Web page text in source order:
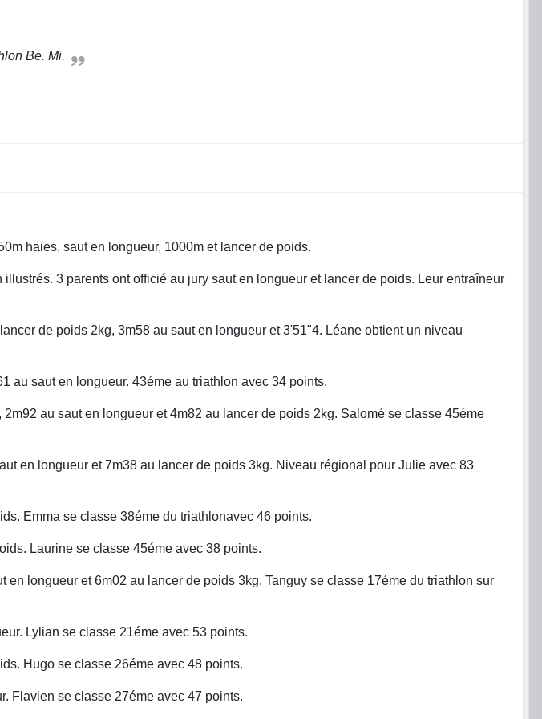
Be. Mi.
haies, saut en longueur, 1000m et lancer de poids.
3 parents ont officié au jury saut en longueur et lancer de poids. Leur entraîneur
de poids 2kg, 3m58 au saut en longueur et 3'51"4. Léane obtient un niveau
au saut en longueur. 43éme au triathlon avec 34 points.
au saut en longueur et 4m82 au lancer de poids 2kg. Salomé se classe 45éme
en longueur et 7m38 au lancer de poids 3kg. Niveau régional pour Julie avec 83
Emma se classe 38éme du triathlonavec 46 points.
Laurine se classe 45éme avec 38 points.
longueur et 6m02 au lancer de poids 3kg. Tanguy se classe 17éme du triathlon sur
Lylian se classe 21éme avec 53 points.
Hugo se classe 26éme avec 48 points.
Flavien se classe 27éme avec 47 points.